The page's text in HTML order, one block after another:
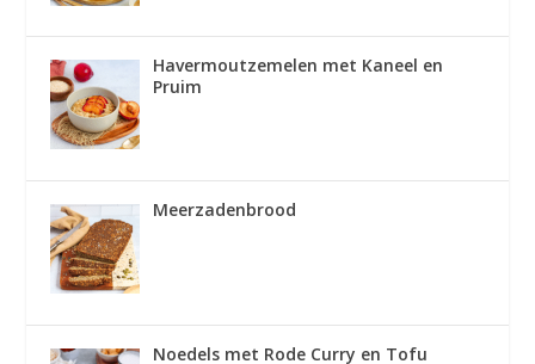
Havermoutzemelen met Kaneel en
Pruim
Meerzadenbrood
Noedels met Rode Curry en Tofu